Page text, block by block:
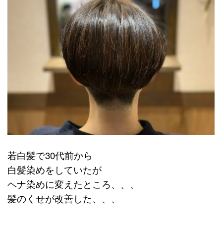
若白髪で30代前から
白髪染めをしていたが
ヘナ染めに変えたところ、、、
髪のくせが改善した、、、